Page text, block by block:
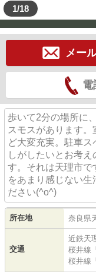
1/18
メー
歩いて2分の場所に
スモスがあります
ど大変充実。駐車
しがしたいとお考
す。それは天理市で
をあまり感じない生
ださい(^o^)
所在地 奈良県
交通
近鉄天
桜井線 「
桜井線 「